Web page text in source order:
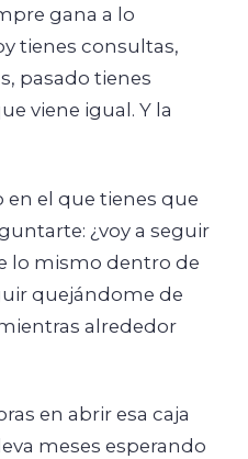
gana a lo
tienes consultas,
pasado tienes
viene igual. Y la
el que tienes que
¿voy a seguir
lo mismo dentro de
quejándome de
alrededor
en abrir esa caja
meses esperando